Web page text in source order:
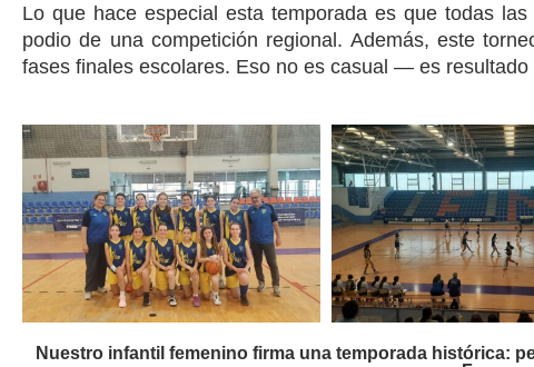
Lo que hace especial esta temporada es que todas
podio de una competición regional. Además, este
fases finales escolares. Eso no es casual — es
Nuestro infantil femenino firma una temporada histórica: